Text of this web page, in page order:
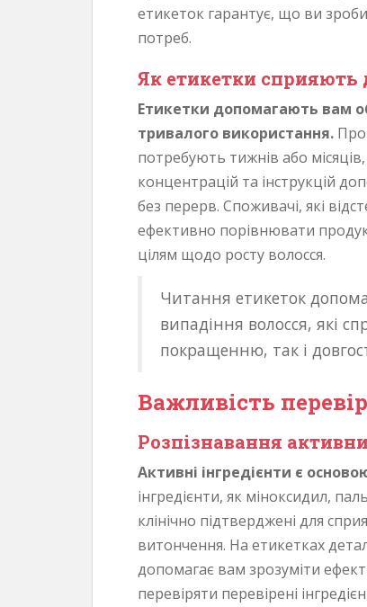
етикеток гарантує, що ви
потреб.
Як етикетки сприяють
Етикетки допомагають вам
тривалого використання.
потребують тижнів або
концентрацій та інструкцій
без перерв. Споживачі, які
ефективно порівнювати
цілям щодо росту волосся.
Читання етикеток
випадіння волосся, які
покращенню, так і
Важливість
Розпізнавання
Активні інгредієнти є
інгредієнти, як міноксидил,
клінічно підтверджені для
витончення. На етикетках
допомагає вам зрозуміти
перевіряти перевірені